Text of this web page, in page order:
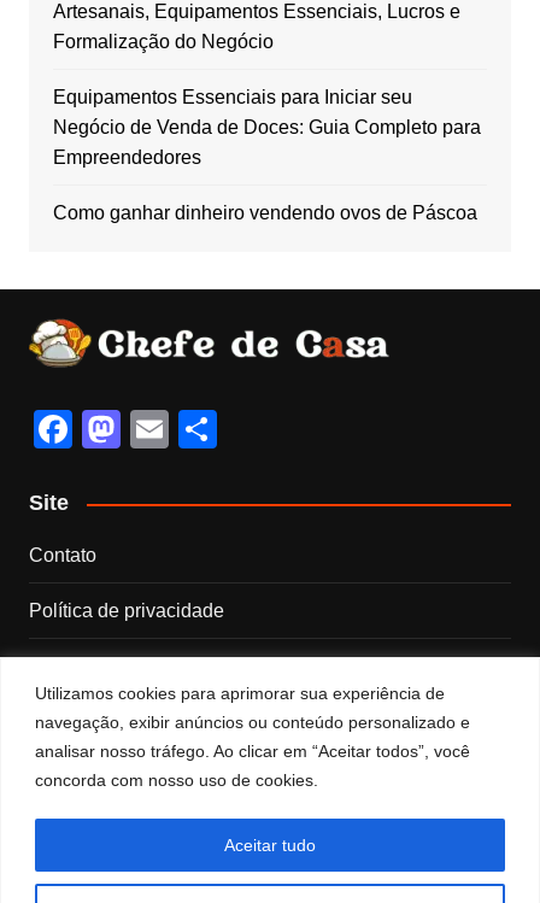
Utilizamos cookies para aprimorar sua experiência de
navegação, exibir anúncios ou conteúdo personalizado e
analisar nosso tráfego. Ao clicar em “Aceitar todos”, você
concorda com nosso uso de cookies.
Aceitar tudo
Artesanais, Equipamentos Essenciais, Lucros e
Formalização do Negócio
Equipamentos Essenciais para Iniciar seu
Negócio de Venda de Doces: Guia Completo para
Empreendedores
Como ganhar dinheiro vendendo ovos de Páscoa
F
c
e
b
o
o
k
M
st
d
o
n
E
ail ar
Site
Contato
Política de privacidade
Termos e Condições
Categorias